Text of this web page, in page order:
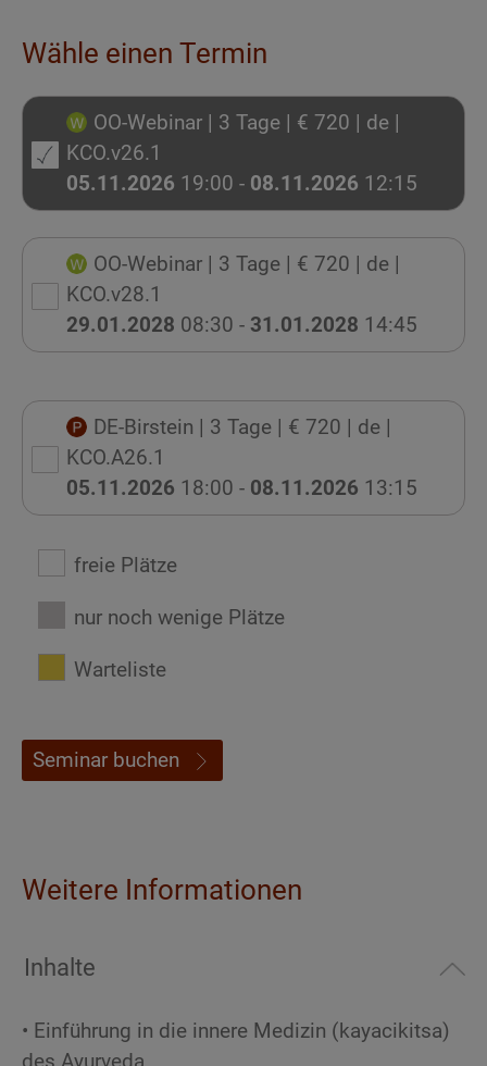
Wähle einen Termin
OO-Webinar | 3 Tage | € 720 | de |
KCO.v26.1
05.11.2026 19:00 - 08.11.2026 12:15
OO-Webinar | 3 Tage | € 720 | de |
KCO.v28.1
29.01.2028 08:30 - 31.01.2028 14:45
DE-Birstein | 3 Tage | € 720 | de |
KCO.A26.1
05.11.2026 18:00 - 08.11.2026 13:15
freie Plätze
nur noch wenige Plätze
Warteliste
Seminar buchen
Weitere Informationen
Inhalte
• Einführung in die innere Medizin (kayacikitsa)